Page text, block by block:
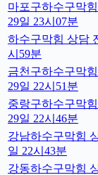
마포구하수구막
29일 23시07분
하수구막힘 상담
시59분
금천구하수구막
29일 22시51분
중랑구하수구막
29일 22시46분
강남하수구막힘
일 22시43분
강동하수구막힘